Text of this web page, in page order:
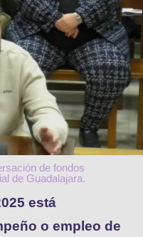
de fondos
de Guadalajara.
está
o empleo de